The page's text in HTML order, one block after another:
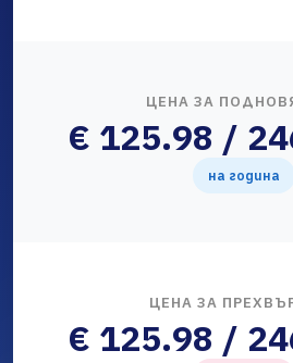
ЦЕНА ЗА
€ 125.98 /
на година
ЦЕНА ЗА
€ 125.98 /